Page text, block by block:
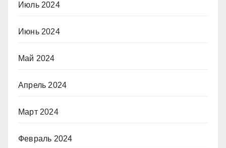
Июль 2024
Июнь 2024
Май 2024
Апрель 2024
Март 2024
Февраль 2024